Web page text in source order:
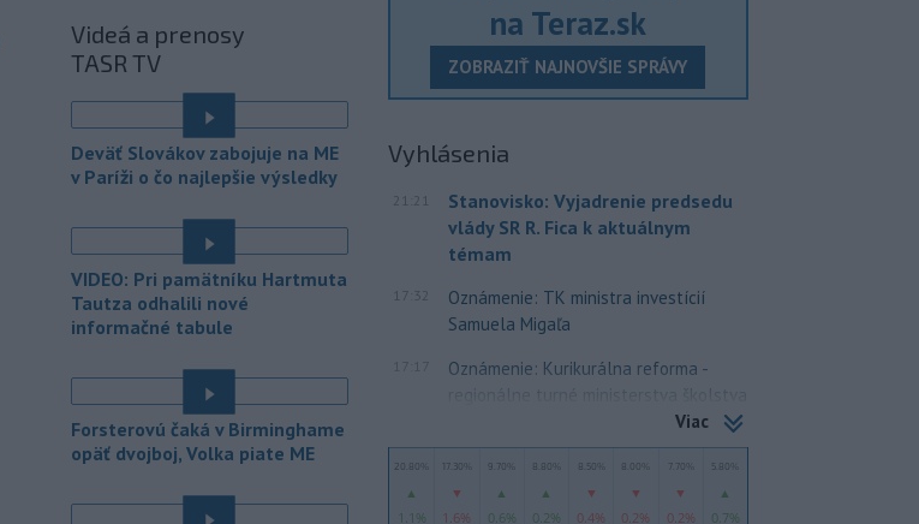
08:19 - Pri výbuchu jadrovej bomby v
japonskom meste Nagasaki 9.
zomrelo
bezprostredne približne 39.000 ľudí,
do konca roka potom podľa odhadov
až okolo 60.000-80.000. V rozhovore
pri príležitosti 81. výročia tejto
udalosti to uviedol jadrový fyzik
07:52 - Americký Imigračný a colný
úrad (ICE) do konca augusta
dokončí zavádzanie kamier pre
sobotu úradujúci riaditeľ ICE David
Venturella. To, či sa zábery z operácií
agentov dostanú na verejnosť, bude
závisieť od ICE.
07:29 - Najmenej 21 ľudí zahynulo
Videá a prenosy
TASR TV
Deväť Slovákov zabojuje na ME
v Paríži o čo najlepšie výsledky
VIDEO: Pri pamätníku Hartmuta
Tautza odhalili nové
informačné tabule
Forsterovú čaká v Birminghame
opäť dvojboj, Volka piate ME
na Teraz.sk
ZOBRAZIŤ NAJNOVŠIE SPRÁVY
Vyhlásenia
21:21
Stanovisko: Vyjadrenie predsedu
vlády SR R. Fica k aktuálnym
témam
17:32
Oznámenie: TK ministra investícií
Samuela Migaľa
Oznámenie: Kurikurálna reforma -
regionálne turné ministerstva školstva
Viac